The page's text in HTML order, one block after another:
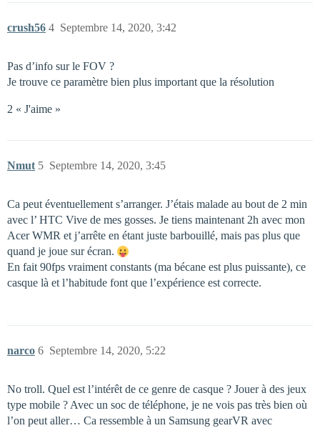
crush56 Septembre 14, 2020, 3:42
4
Pas d’info sur le FOV ?
Je trouve ce paramètre bien plus important que la résolution
2 « J'aime »
Nmut Septembre 14, 2020, 3:45
5
Ca peut éventuellement s’arranger. J’étais malade au bout de 2 min
avec l’ HTC Vive de mes gosses. Je tiens maintenant 2h avec mon
Acer WMR et j’arrête en étant juste barbouillé, mais pas plus que
quand je joue sur écran.
En fait 90fps vraiment constants (ma bécane est plus puissante), ce
casque là et l’habitude font que l’expérience est correcte.
narco Septembre 14, 2020, 5:22
6
No troll. Quel est l’intérêt de ce genre de casque ? Jouer à des jeux
type mobile ? Avec un soc de téléphone, je ne vois pas très bien où
l’on peut aller… Ca ressemble à un Samsung gearVR avec